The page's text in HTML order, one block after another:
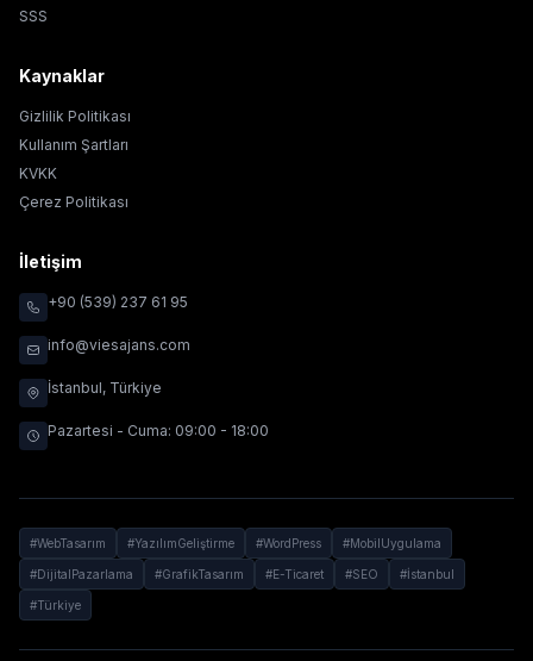
SSS
Kaynaklar
Gizlilik Politikası
Kullanım Şartları
KVKK
Çerez Politikası
İletişim
+90 (539) 237 61 95
info@viesajans.com
İstanbul, Türkiye
Pazartesi - Cuma: 09:00 - 18:00
#WebTasarım #YazılımGeliştirme #WordPress #MobilUygulama
#DijitalPazarlama #GrafikTasarım #E-Ticaret #SEO #İstanbul
#Türkiye